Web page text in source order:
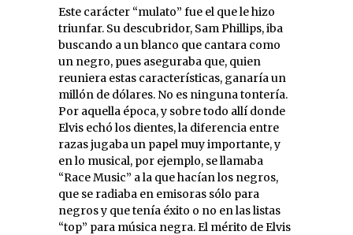
Este carácter “mulato” fue el que le hizo
triunfar. Su descubridor, Sam Phillips, iba
buscando a un blanco que cantara como
un negro, pues aseguraba que, quien
reuniera estas características, ganaría un
millón de dólares. No es ninguna tontería.
Por aquella época, y sobre todo allí donde
Elvis echó los dientes, la diferencia entre
razas jugaba un papel muy importante, y
en lo musical, por ejemplo, se llamaba
“Race Music” a la que hacían los negros,
que se radiaba en emisoras sólo para
negros y que tenía éxito o no en las listas
“top” para música negra. El mérito de Elvis